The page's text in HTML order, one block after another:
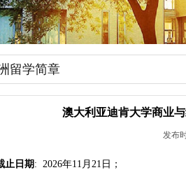
留学简章
澳大利亚迪肯大学商业
发布
止日期 : 2026年11月21日；